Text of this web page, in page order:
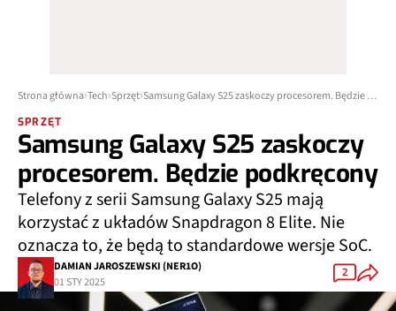
Strona główna Tech Sprzęt Samsung Galaxy S25 zaskoczy procesorem. Będzie podkręcony
SPRZĘT
Samsung Galaxy S25 zaskoczy
procesorem. Będzie podkręcony
Telefony z serii Samsung Galaxy S25 mają
korzystać z układów Snapdragon 8 Elite. Nie
oznacza to, że będą to standardowe wersje SoC.
DAMIAN JAROSZEWSKI (NER1O)
01 STY 2025
2